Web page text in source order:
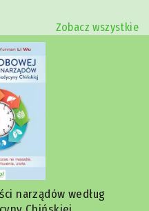
Zobacz wszystkie
narządów według